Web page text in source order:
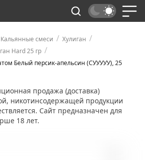
Кальянные смеси / Хулиган /
Hard 25 гр /
Белый персик-апельсин (СУУУУУ), 25
продажа (доставка)
никотинсодержащей продукции
Сайт предназначен для
18 лет.